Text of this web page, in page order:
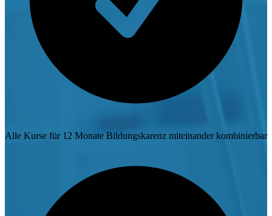
Alle Kurse für 12 Monate Bildungskarenz miteinander kombinierbar